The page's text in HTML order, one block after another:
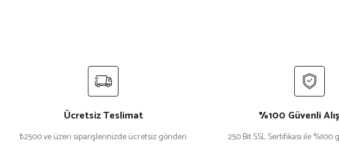
Ücretsiz Teslimat
₺2500 ve üzeri siparişlerinizde ücretsiz gönderi
%100 Güvenli
250 Bit SSL Sertifikası ile %100